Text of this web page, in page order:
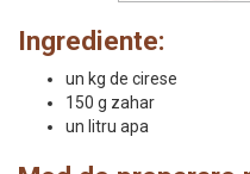
Ingrediente:
un kg de cirese
150 g zahar
un litru apa